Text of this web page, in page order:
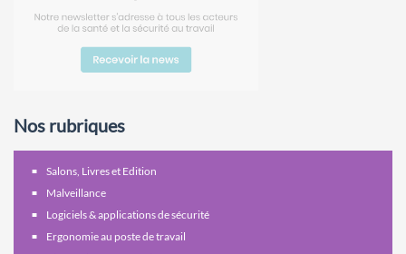
Nos rubriques
Salons, Livres et Edition
Malveillance
Logiciels & applications de sécurité
Ergonomie au poste de travail